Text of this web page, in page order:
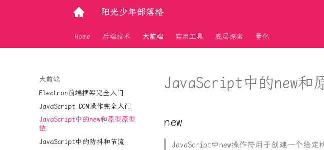
阳光少年部落格
Home 后端技术 大前端 实用工具 底层探索 量化
大前端
Electron前端框架完全入门
JavaScript DOM操作完全入门
JavaScript中的new和原型原型
链
JavaScript中的防抖和节流
JavaScript中的new和
new
JavaScript中new操作符用于创建一个给定